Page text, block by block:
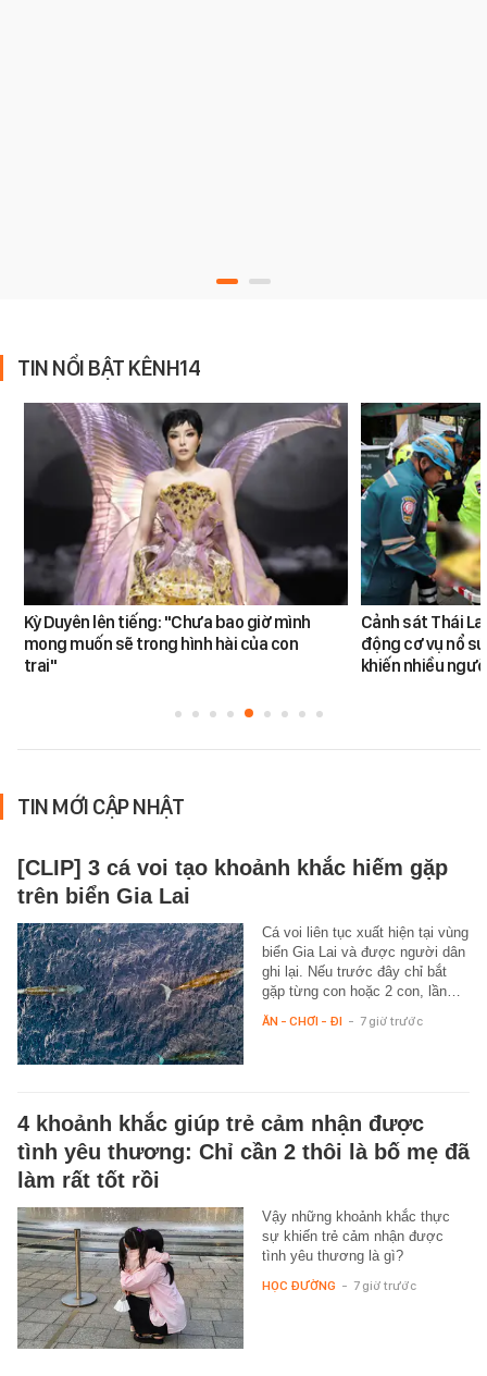
TIN NỔI BẬT KÊNH14
Kỳ Duyên lên tiếng: "Chưa bao giờ mình
mong muốn sẽ trong hình hài của con
trai"
Cảnh sát Thái
động cơ vụ nổ
khiến nhiều
TIN MỚI CẬP NHẬT
[CLIP] 3 cá voi tạo khoảnh khắc hiếm gặp
trên biển Gia Lai
Cá voi liên tục xuất hiện tại vùng
biển Gia Lai và được người dân
ghi lại. Nếu trước đây chỉ bắt
gặp từng con hoặc 2 con, lần…
ĂN - CHƠI - ĐI - 7 giờ trước
4 khoảnh khắc giúp trẻ cảm nhận được
tình yêu thương: Chỉ cần 2 thôi là bố mẹ đã
làm rất tốt rồi
Vậy những khoảnh khắc thực
sự khiến trẻ cảm nhận được
tình yêu thương là gì?
HỌC ĐƯỜNG - 7 giờ trước